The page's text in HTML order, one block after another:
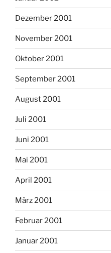
Dezember 2001
November 2001
Oktober 2001
September 2001
August 2001
Juli 2001
Juni 2001
Mai 2001
April 2001
März 2001
Februar 2001
Januar 2001